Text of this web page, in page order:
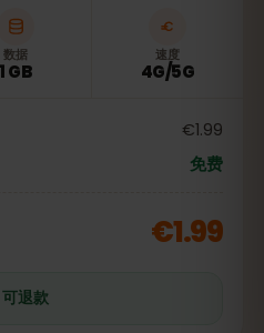
数据
1 GB
速度
4G/5G
€1.99
免费
€1.99
退款